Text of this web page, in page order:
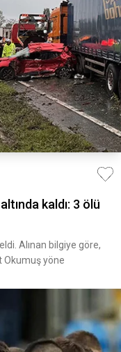
kaldı: 3 ölü
Alınan bilgiye göre,
Okumuş yöne